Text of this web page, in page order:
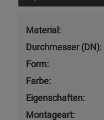
Material:
Durchmesser (DN):
Form:
Farbe:
Eigenschaften:
Montageart: